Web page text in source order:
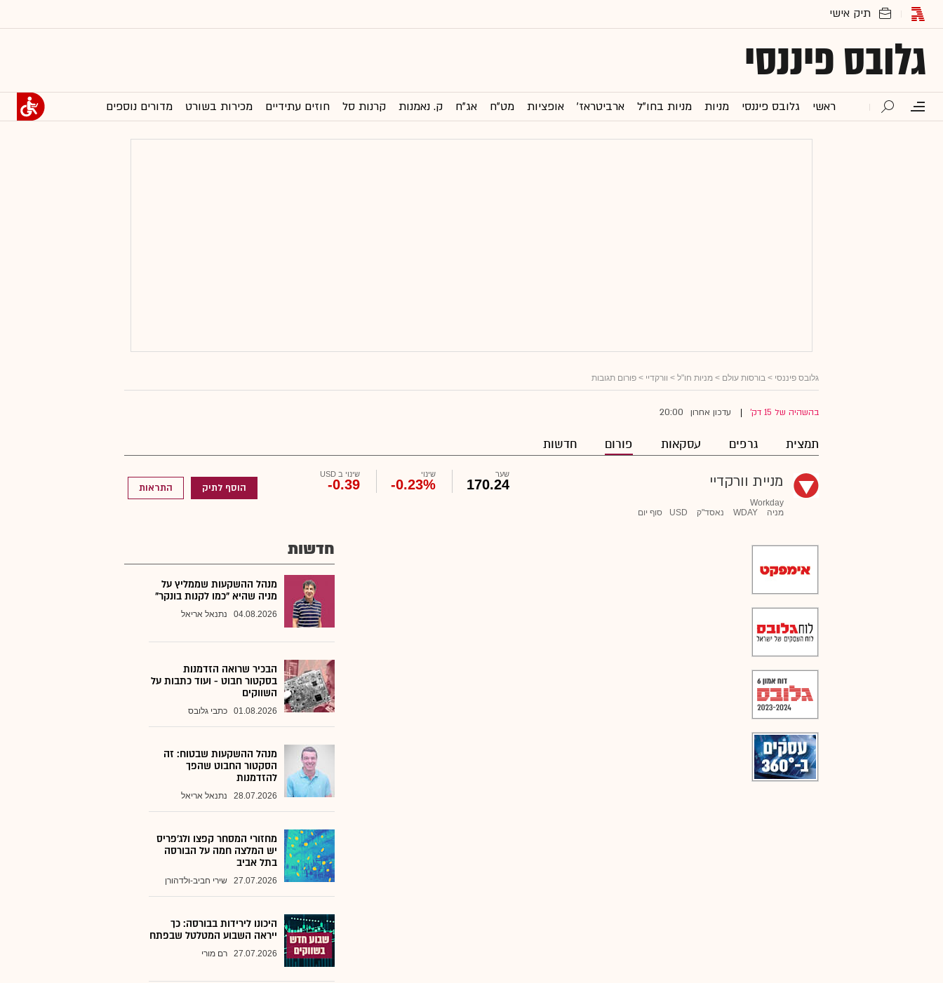
גלובס פיננסי
ראשי גלובס פיננסי מניות מניות בחו"ל ארביטראז' אופציות מט"ח אג"ח ק. נאמנות קרנות סל חוזים עתידיים מכירות בשורט מדורים נוספים
גלובס פיננסי > בורסות עולם > מניות חו"ל > וורקדיי > פורום תגובות
בהשהיה של 15 דק' עדכון אחרון 20:00
תמצית גרפים עסקאות פורום חדשות
מניית וורקדיי
Workday
מניה
WDAY נאסד"ק USD סוף יום
שער
170.24
שינוי
-0.23%
שינוי ב USD
-0.39 הוסף לתיק התראות
חדשות
מנהל ההשקעות שממליץ על
מניה שהיא "כמו לקנות בונקר"
04.08.2026 נתנאל אריאל
הבכיר שרואה הזדמנות
בסקטור חבוט - ועוד כתבות על
השווקים
01.08.2026 כתבי גלובס
מנהל ההשקעות שבטוח: זה
הסקטור החבוט שהפך
להזדמנות
28.07.2026 נתנאל אריאל
מחזורי המסחר קפצו ולג'פריס
יש המלצה חמה על הבורסה
בתל אביב
27.07.2026 שירי חביב-ולדהורן
היכונו לירידות בבורסה: כך
ייראה השבוע המטלטל שבפתח
27.07.2026 רם מורי